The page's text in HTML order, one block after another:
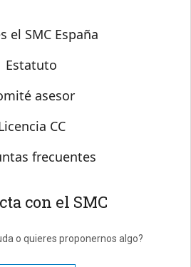
el SMC España
Estatuto
asesor
CC
frecuentes
con el SMC
o quieres proponernos algo?